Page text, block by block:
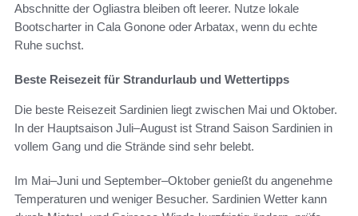
Abschnitte der Ogliastra bleiben oft leerer. Nutze lokale
Bootscharter in Cala Gonone oder Arbatax, wenn du echte
Ruhe suchst.
Beste Reisezeit für Strandurlaub und Wettertipps
Die beste Reisezeit Sardinien liegt zwischen Mai und Oktober.
In der Hauptsaison Juli–August ist Strand Saison Sardinien in
vollem Gang und die Strände sind sehr belebt.
Im Mai–Juni und September–Oktober genießt du angenehme
Temperaturen und weniger Besucher. Sardinien Wetter kann